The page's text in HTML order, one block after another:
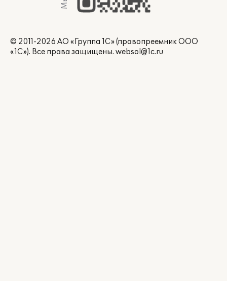
© 2011-2026 АО «Группа 1С» (правопреемник ООО
«1С»). Все права защищены. websol@1c.ru